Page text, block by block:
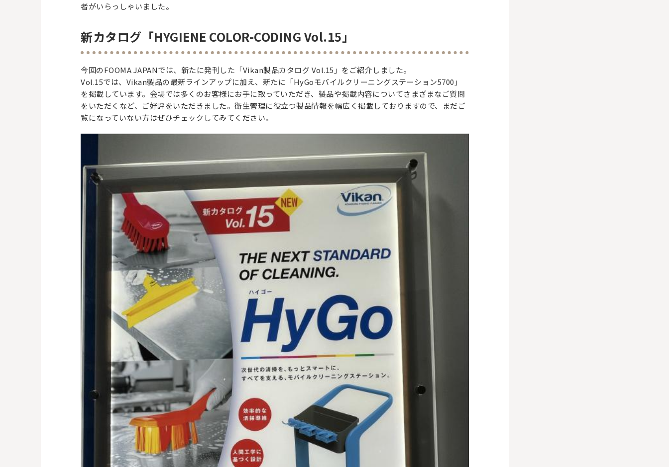
者がいらっしゃいました。
新カタログ「HYGIENE COLOR-CODING Vol.15」
今回のFOOMA JAPANでは、新たに発刊した「Vikan製品カタログ Vol.15」をご紹介しました。
Vol.15では、Vikan製品の最新ラインアップに加え、新たに「HyGoモバイルクリーニングステーション5700」
を掲載しています。会場では多くのお客様にお手に取っていただき、製品や掲載内容についてさまざまなご質問
をいただくなど、ご好評をいただきました。衛生管理に役立つ製品情報を幅広く掲載しておりますので、まだご
覧になっていない方はぜひチェックしてみてください。